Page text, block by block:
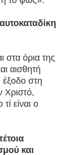
στα όρια της
αισθητή
έξοδο στη
Χριστό,
είναι ο
και